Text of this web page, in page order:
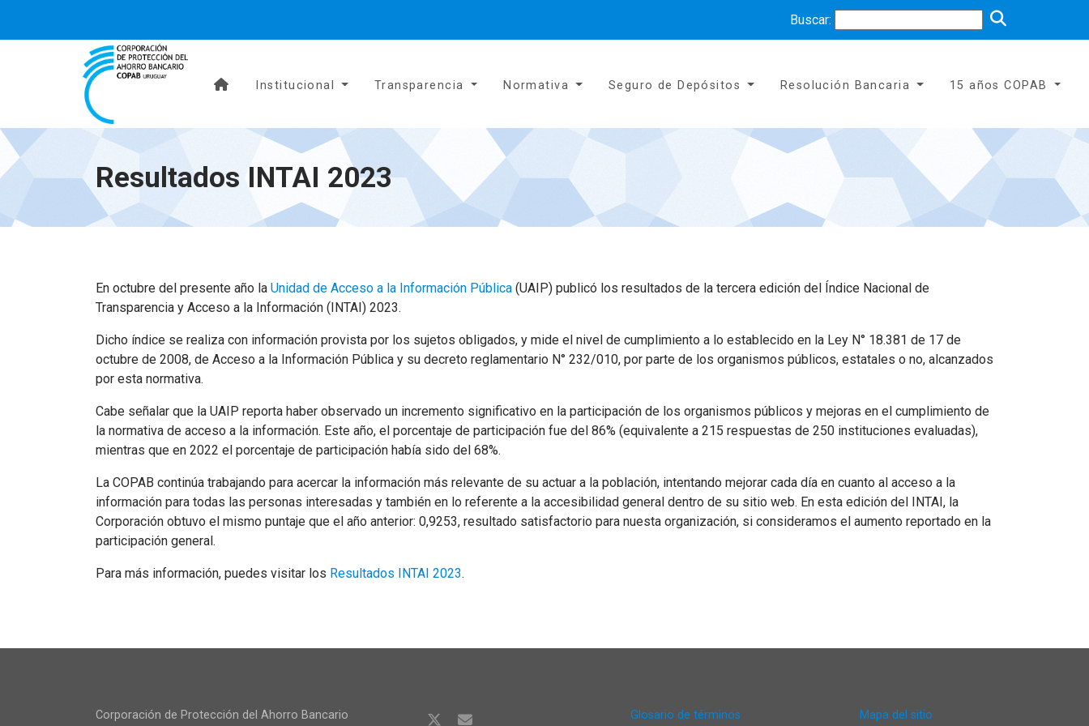
Buscar:
Institucional Transparencia Normativa Seguro de Depósitos Resolución Bancaria 15 años COPAB
Resultados INTAI 2023
En octubre del presente año la Unidad de Acceso a la Información Pública (UAIP) publicó los resultados de la tercera edición del Índice Nacional de
Transparencia y Acceso a la Información (INTAI) 2023.
Dicho índice se realiza con información provista por los sujetos obligados, y mide el nivel de cumplimiento a lo establecido en la Ley N° 18.381 de 17 de
octubre de 2008, de Acceso a la Información Pública y su decreto reglamentario N° 232/010, por parte de los organismos públicos, estatales o no, alcanzados
por esta normativa.
Cabe señalar que la UAIP reporta haber observado un incremento significativo en la participación de los organismos públicos y mejoras en el cumplimiento de
la normativa de acceso a la información. Este año, el porcentaje de participación fue del 86% (equivalente a 215 respuestas de 250 instituciones evaluadas),
mientras que en 2022 el porcentaje de participación había sido del 68%.
La COPAB continúa trabajando para acercar la información más relevante de su actuar a la población, intentando mejorar cada día en cuanto al acceso a la
información para todas las personas interesadas y también en lo referente a la accesibilidad general dentro de su sitio web. En esta edición del INTAI, la
Corporación obtuvo el mismo puntaje que el año anterior: 0,9253, resultado satisfactorio para nuesta organización, si consideramos el aumento reportado en la
participación general.
Para más información, puedes visitar los Resultados INTAI 2023.
Corporación de Protección del Ahorro Bancario
Glosario de términos Mapa del sitio